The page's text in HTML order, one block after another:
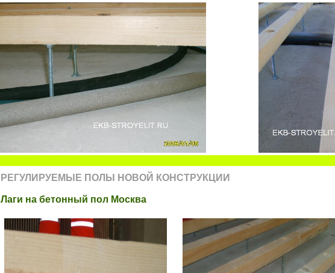
РЕГУЛИРУЕМЫЕ ПОЛЫ НОВОЙ КОНСТРУКЦИИ
Лаги на бетонный пол Москва